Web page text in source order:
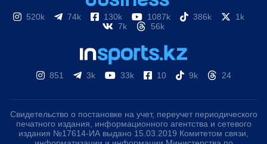
520k 74k 130k 1087k 386k
1k
7k
56k
851 3k 33k 10 9k 24
Свидетельство о постановке на учет, переучет периодического
печатного издания, информационного агентства и сетевого
издания №17614-ИА выдано 15.03.2019 Комитетом связи,